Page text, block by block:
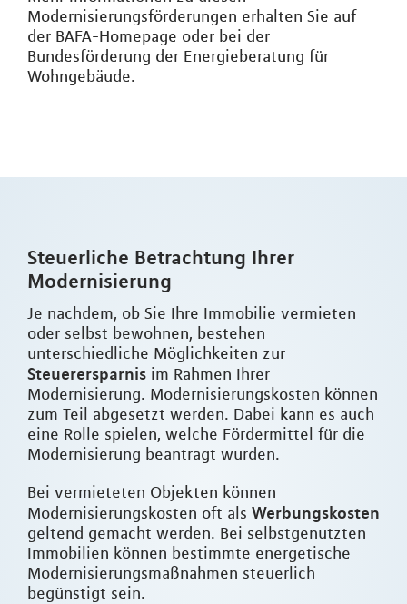
Modernisierungsförderungen erhalten Sie auf
der BAFA-Homepage oder bei der
Bundesförderung der Energieberatung für
Wohngebäude.
Steuerliche Betrachtung Ihrer
Modernisierung
Je nachdem, ob Sie Ihre Immobilie vermieten
oder selbst bewohnen, bestehen
unterschiedliche Möglichkeiten zur
Steuerersparnis im Rahmen Ihrer
Modernisierung. Modernisierungskosten können
zum Teil abgesetzt werden. Dabei kann es auch
eine Rolle spielen, welche Fördermittel für die
Modernisierung beantragt wurden.
Bei vermieteten Objekten können
Modernisierungskosten oft als Werbungskosten
geltend gemacht werden. Bei selbstgenutzten
Immobilien können bestimmte energetische
Modernisierungsmaßnahmen steuerlich
begünstigt sein.